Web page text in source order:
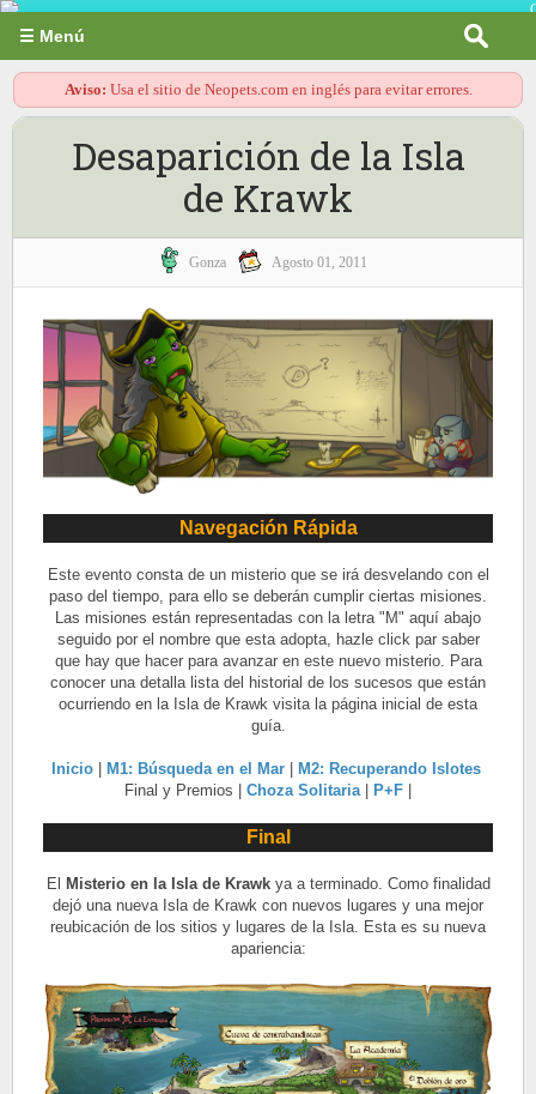
☰ Menú
Aviso: Usa el sitio de Neopets.com en inglés para evitar errores.
Desaparición de la Isla
de Krawk
Gonza Agosto 01, 2011
Navegación Rápida
Este evento consta de un misterio que se irá desvelando con el
paso del tiempo, para ello se deberán cumplir ciertas misiones.
Las misiones están representadas con la letra "M" aquí abajo
seguido por el nombre que esta adopta, hazle click par saber
que hay que hacer para avanzar en este nuevo misterio. Para
conocer una detalla lista del historial de los sucesos que están
ocurriendo en la Isla de Krawk visita la página inicial de esta
guía.
Inicio| M1: Búsqueda en el Mar|
M2: Recuperando Islotes
Final y Premios | Choza Solitaria| P+F
Final
El Misterio en la Isla de Krawkya a terminado. Como finalidad
dejó una nueva Isla de Krawk con nuevos lugares y una mejor
reubicación de los sitios y lugares de la Isla. Esta es su nueva
apariencia: